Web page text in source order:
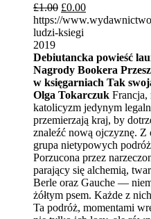
£1.00 £0.00
https://
ludzi-ksiegi
2019
Debiutancka powieść
Nagrody Bookera
w księgarniach Tak
Olga Tokarczuk Francja,
katolicyzm jedynym
przemierzają kraj, by
znaleźć nową ojczyznę. Z
grupa nietypowych
Porzucona przez
parający się alchemią,
Berle oraz Gauche —
żółtym psem. Każde z
Ta podróż, momentami